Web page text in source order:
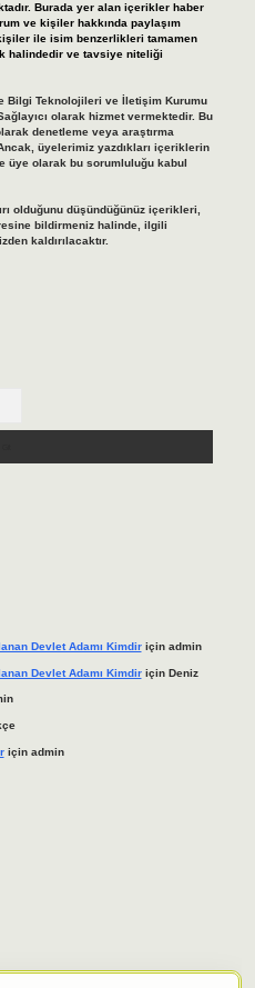
Burada yer alan içerikler haber
ve kişiler hakkında paylaşım
ile isim benzerlikleri tamamen
halindedir ve tavsiye niteliği
Bilgi Teknolojileri ve İletişim Kurumu
olarak hizmet vermektedir. Bu
denetleme veya araştırma
üyelerimiz yazdıkları içeriklerin
üye olarak bu sorumluluğu kabul
olduğunu düşündüğünüz içerikleri,
bildirmeniz halinde, ilgili
kaldırılacaktır.
Devlet Adamı Kimdiriçin admin
Devlet Adamı Kimdiriçin Deniz
için admin